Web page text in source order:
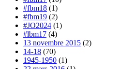
#fbm18 (1)
#fbm19 (2)
#JO2024 (1)
#lbm17 (4)
13 novembre 2015 (2)
14-18 (70)
1945-1950 (1)